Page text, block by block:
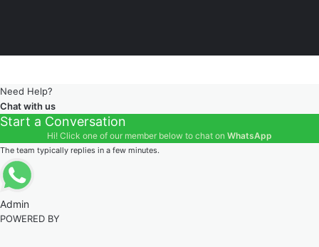
Need Help?
Chat with us
Start a Conversation
Hi! Click one of our member below to chat on WhatsApp
The team typically replies in a few minutes.
Admin
POWERED BY